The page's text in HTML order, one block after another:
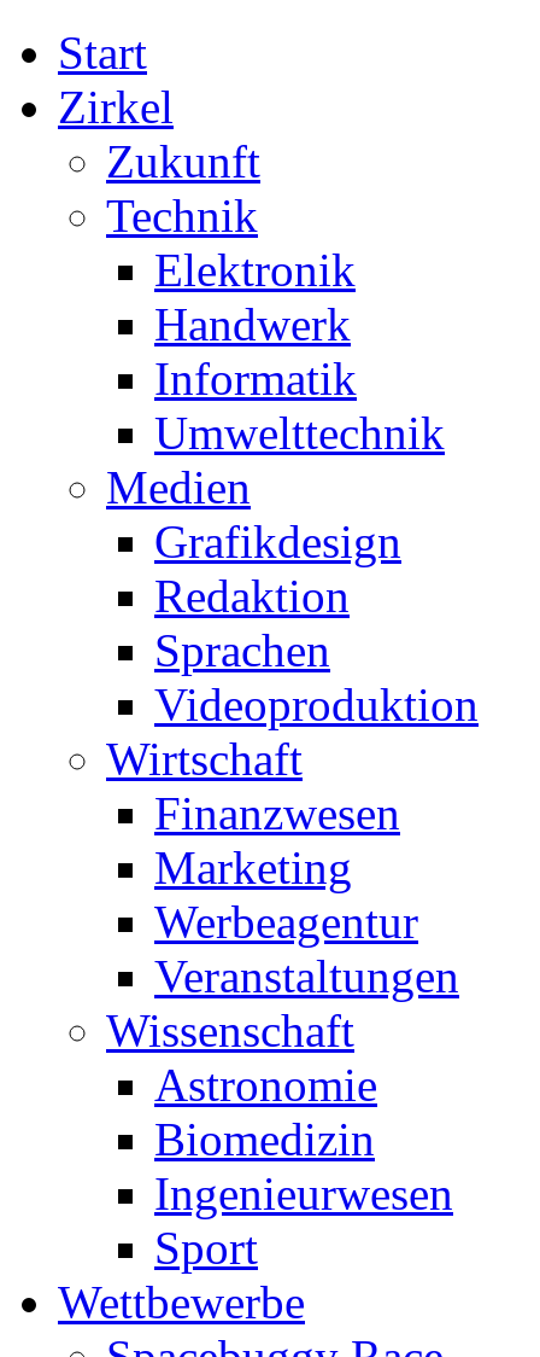
Start
Zirkel
Zukunft
Technik
Elektronik
Handwerk
Informatik
Umwelttechnik
Medien
Grafikdesign
Redaktion
Sprachen
Videoproduktion
Wirtschaft
Finanzwesen
Marketing
Werbeagentur
Veranstaltungen
Wissenschaft
Astronomie
Biomedizin
Ingenieurwesen
Sport
Wettbewerbe